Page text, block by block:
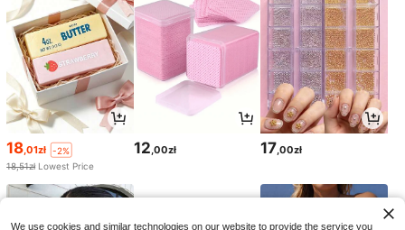
18 ,01zł
-2%
18,51zł Lowest Price
12 ,00zł 17 ,00zł
We use cookies and similar technologies on our website to provide the service you